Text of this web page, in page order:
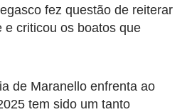
fez questão de reiterar
e criticou os boatos que
de Maranello enfrenta ao
tem sido um tanto